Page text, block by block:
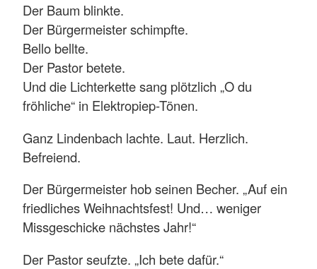
Der Baum blinkte.
Der Bürgermeister schimpfte.
Bello bellte.
Der Pastor betete.
Und die Lichterkette sang plötzlich „O du
fröhliche“ in Elektropiep-Tönen.
Ganz Lindenbach lachte. Laut. Herzlich.
Befreiend.
Der Bürgermeister hob seinen Becher. „Auf ein
friedliches Weihnachtsfest! Und… weniger
Missgeschicke nächstes Jahr!“
Der Pastor seufzte. „Ich bete dafür.“